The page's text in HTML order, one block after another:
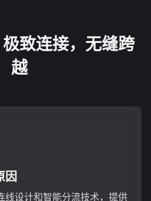
致连接，无缝跨
越
因
线设计和智能分流技术，提供